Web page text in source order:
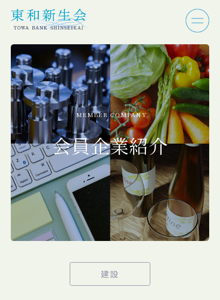
MEMBER COMPANY
会員企業紹介
建設